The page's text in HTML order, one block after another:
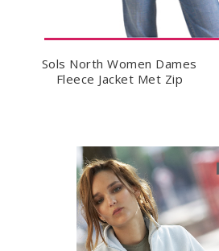
Sols North Women Dames
Fleece Jacket Met Zip